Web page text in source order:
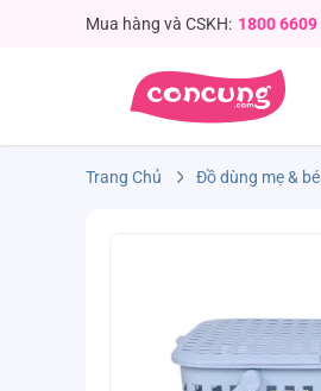
Mua hàng và CSKH: 1800 6609
Trang Chủ Đồ dùng mẹ & bé